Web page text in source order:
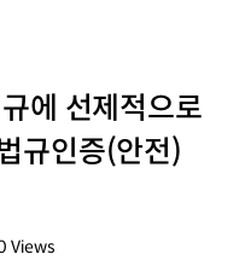
에 선제적으로
규인증(안전)
Views